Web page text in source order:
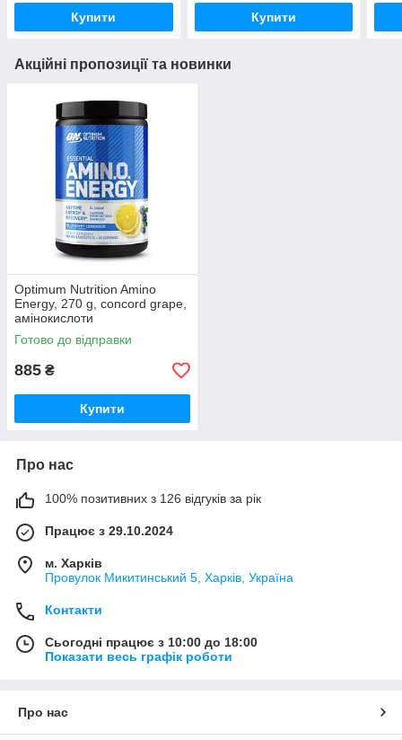
Купити Купити
Акційні пропозиції та новинки
Optimum Nutrition Amino
Energy, 270 g, concord grape,
амінокислоти
Готово до відправки
885 ₴
Купити
Про нас
100% позитивних з 126 відгуків за рік
Працює з 29.10.2024
м. Харків
Провулок Микитинський 5, Харків, Україна
Контакти
Сьогодні працює з 10:00 до 18:00
Показати весь графік роботи
Про нас